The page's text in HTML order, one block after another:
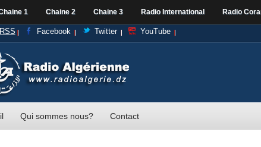
1 Chaine 2 Chaine 3 Radio International Radio
RSS Facebook Twitter YouTube
Qui sommes nous? Contact